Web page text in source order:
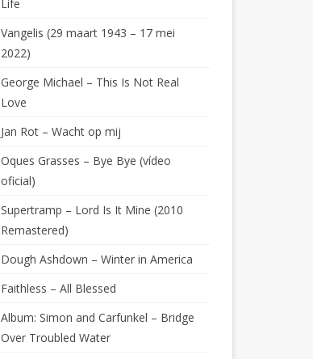
Life
Vangelis (29 maart 1943 – 17 mei
2022)
George Michael – This Is Not Real
Love
Jan Rot – Wacht op mij
Oques Grasses – Bye Bye (vídeo
oficial)
Supertramp – Lord Is It Mine (2010
Remastered)
Dough Ashdown – Winter in America
Faithless – All Blessed
Album: Simon and Carfunkel – Bridge
Over Troubled Water